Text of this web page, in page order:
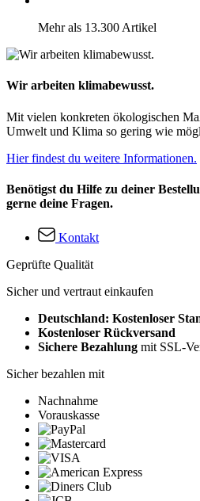
Mehr als 13.300 Artikel
Wir arbeiten klimabewusst.
Mit vielen konkreten ökologischen
Umwelt und Klima so gering wie
Hier findest du weitere Informationen.
Benötigst du Hilfe zu deiner
gerne deine Fragen.
Kontakt
Geprüfte Qualität
Sicher und vertraut einkaufen
Deutschland: Kostenloser
Kostenloser Rückversand
Sichere Bezahlung mit SSL-
Sicher bezahlen mit
Nachnahme
Vorauskasse